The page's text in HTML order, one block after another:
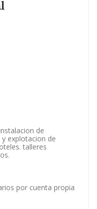
de
explotacion de
talleres
por cuenta propia